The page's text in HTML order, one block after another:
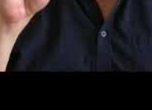
2010in Budapest und Wien wurde der
Ministerinnen-Konferenzen/
Reformvorhaben weiter voranzubringen.
Hochschulraums – Bologna-Prozesses